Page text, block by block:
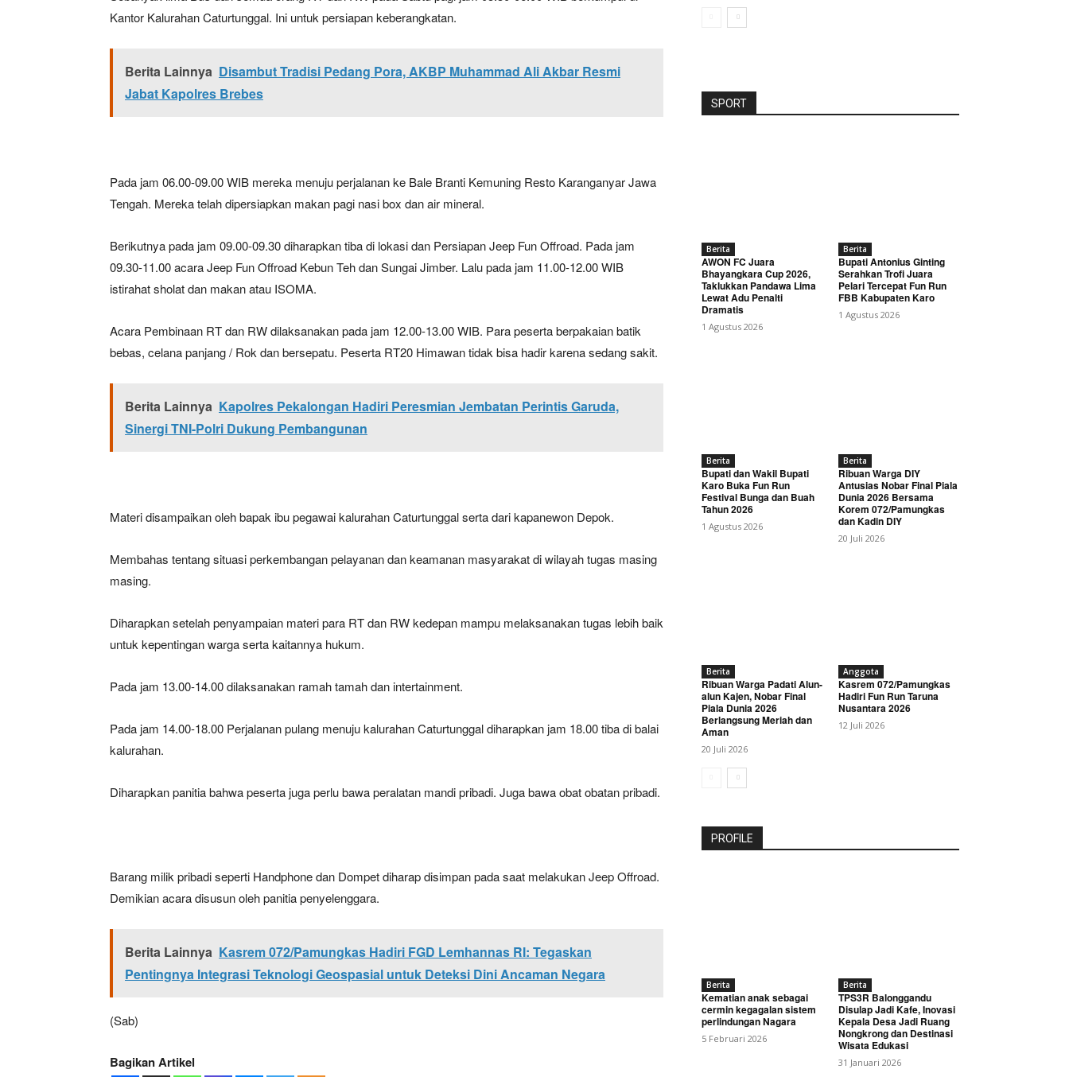
Kantor Kalurahan Caturtunggal. Ini untuk persiapan keberangkatan.
Berita Lainnya Disambut Tradisi Pedang Pora, AKBP Muhammad Ali Akbar Resmi
Jabat Kapolres Brebes
Pada jam 06.00-09.00 WIB mereka menuju perjalanan ke Bale Branti Kemuning Resto Karanganyar Jawa
Tengah. Mereka telah dipersiapkan makan pagi nasi box dan air mineral.
Berikutnya pada jam 09.00-09.30 diharapkan tiba di lokasi dan Persiapan Jeep Fun Offroad. Pada jam
09.30-11.00 acara Jeep Fun Offroad Kebun Teh dan Sungai Jimber. Lalu pada jam 11.00-12.00 WIB
istirahat sholat dan makan atau ISOMA.
Acara Pembinaan RT dan RW dilaksanakan pada jam 12.00-13.00 WIB. Para peserta berpakaian batik
bebas, celana panjang / Rok dan bersepatu. Peserta RT20 Himawan tidak bisa hadir karena sedang sakit.
Berita Lainnya Kapolres Pekalongan Hadiri Peresmian Jembatan Perintis Garuda,
Sinergi TNI-Polri Dukung Pembangunan
Materi disampaikan oleh bapak ibu pegawai kalurahan Caturtunggal serta dari kapanewon Depok.
Membahas tentang situasi perkembangan pelayanan dan keamanan masyarakat di wilayah tugas masing
masing.
Diharapkan setelah penyampaian materi para RT dan RW kedepan mampu melaksanakan tugas lebih baik
untuk kepentingan warga serta kaitannya hukum.
Pada jam 13.00-14.00 dilaksanakan ramah tamah dan intertainment.
Pada jam 14.00-18.00 Perjalanan pulang menuju kalurahan Caturtunggal diharapkan jam 18.00 tiba di balai
kalurahan.
Diharapkan panitia bahwa peserta juga perlu bawa peralatan mandi pribadi. Juga bawa obat obatan pribadi.
Barang milik pribadi seperti Handphone dan Dompet diharap disimpan pada saat melakukan Jeep Offroad.
Demikian acara disusun oleh panitia penyelenggara.
Berita Lainnya Kasrem 072/Pamungkas Hadiri FGD Lemhannas RI: Tegaskan
Pentingnya Integrasi Teknologi Geospasial untuk Deteksi Dini Ancaman Negara
(Sab)
Bagikan Artikel
SPORT
Berita
AWON FC Juara
Bhayangkara Cup 2026,
Taklukkan Pandawa Lima
Lewat Adu Penalti
Dramatis
1 Agustus 2026
Berita
Bupati Antonius Ginting
Serahkan Trofi Juara
Pelari Tercepat Fun Run
FBB Kabupaten Karo
1 Agustus 2026
Berita
Bupati dan Wakil Bupati
Karo Buka Fun Run
Festival Bunga dan Buah
Tahun 2026
1 Agustus 2026
Berita
Ribuan Warga DIY
Antusias Nobar Final Piala
Dunia 2026 Bersama
Korem 072/Pamungkas
dan Kadin DIY
20 Juli 2026
Berita
Ribuan Warga Padati Alun-
alun Kajen, Nobar Final
Piala Dunia 2026
Berlangsung Meriah dan
Aman
20 Juli 2026
Anggota
Kasrem 072/Pamungkas
Hadiri Fun Run Taruna
Nusantara 2026
12 Juli 2026
PROFILE
Berita
Kematian anak sebagai
cermin kegagalan sistem
perlindungan Nagara
5 Februari 2026
Berita
TPS3R Balonggandu
Disulap Jadi Kafe, Inovasi
Kepala Desa Jadi Ruang
Nongkrong dan Destinasi
Wisata Edukasi
31 Januari 2026